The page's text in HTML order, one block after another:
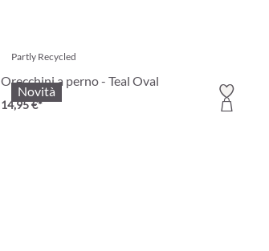
Novità
Partly Recycled
Orecchini a perno - Teal Oval
14,95 €*